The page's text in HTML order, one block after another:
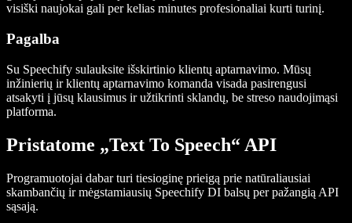
visiški naujokai gali per kelias minutes profesionaliai kurti turinį.
Pagalba
Su Speechify sulauksite išskirtinio klientų aptarnavimo. Mūsų
inžinierių ir klientų aptarnavimo komanda visada pasirengusi
atsakyti į jūsų klausimus ir užtikrinti sklandų, be streso naudojimąsi
platforma.
Pristatome „Text To Speech“ API
Programuotojai dabar turi tiesioginę prieigą prie natūraliausiai
skambančių ir mėgstamiausių Speechify DI balsų per pažangią API
sąsają.